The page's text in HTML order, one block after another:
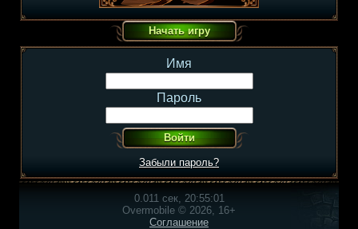
Имя
Пароль
Забыли пароль?
0.011 сек, 20:55:01
Overmobile © 2026, 16+
Соглашение